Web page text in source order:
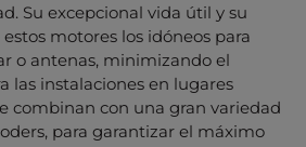
Su excepcional vida útil y su
motores los idóneos para
o antenas, minimizando el
las instalaciones en lugares
combinan con una gran variedad
para garantizar el máximo